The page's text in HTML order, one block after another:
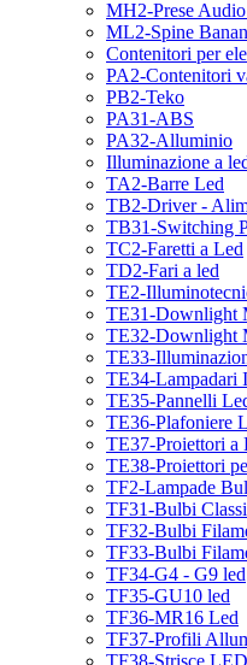
MH2-Prese
ML2-Spine
Contenitori per
PA2-Contenitori
PB2-Teko
PA31-ABS
PA32-Alluminio
Illuminazione a
TA2-Barre Led
TB2-Driver -
TB31-Switching
TC2-Faretti a Led
TD2-Fari a led
TE2-
TE31-Downlight
TE32-Downlight
TE33-
TE34-Lampadari
TE35-Pannelli
TE36-Plafoniere
TE37-Proiettori a
TE38-Proiettori
TF2-Lampade
TF31-Bulbi
TF32-Bulbi
TF33-Bulbi
TF34-G4 - G9 led
TF35-GU10 led
TF36-MR16 Led
TF37-Profili
TF38-Strisce LED